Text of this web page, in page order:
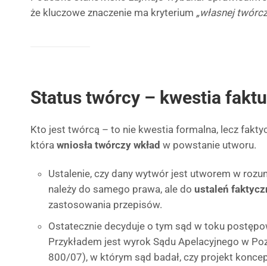
że kluczowe znaczenie ma kryterium „własnej
Status twórcy – kwestia faktu
Kto jest twórcą – to nie kwestia formalna, lecz
która wniosła twórczy wkład w powstanie utworu.
Ustalenie, czy dany wytwór jest utworem w
należy do samego prawa, ale do ustaleń
zastosowania przepisów.
Ostatecznie decyduje o tym sąd w toku
Przykładem jest wyrok Sądu Apelacyjnego w
800/07), w którym sąd badał, czy projekt